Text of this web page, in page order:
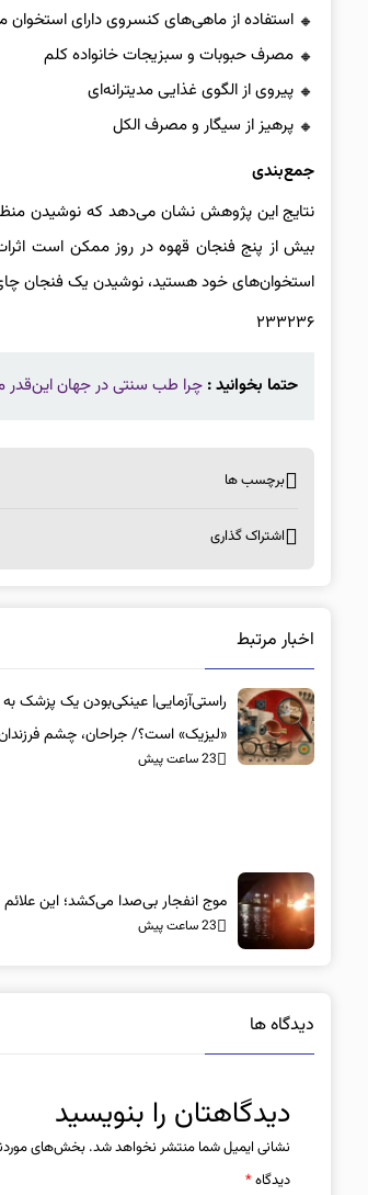
استفاده از ماهی‌های کنسروی دارای استخوان
مصرف حبوبات و سبزیجات خانواده کلم
پیروی از الگوی غذایی مدیترانه‌ای
پرهیز از سیگار و مصرف الکل
جمع‌بندی
نتایج این پژوهش نشان می‌دهد که نوشیدن
بیش از پنج فنجان قهوه در روز ممکن است
استخوان‌های خود هستید، نوشیدن یک فنجان چای
۲۳۳۲۳۶
حتما بخوانید : چرا طب سنتی در جهان
برچسب ها
اشتراک گذاری
اخبار مرتبط
راستی‌آزمایی| عینکی‌بودن یک پزشک به
«لیزیک» است؟/ جراحان، چشم
23 ساعت پیش
موج انفجار بی‌صدا می‌کشد؛ این علائم
23 ساعت پیش
دیدگاه ها
دیدگاهتان را بنویسید
نشانی ایمیل شما منتشر نخواهد شد. بخش‌های
دیدگاه*